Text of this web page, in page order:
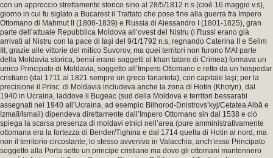
con un approccio strettamente storico sino al 28/5/1812 n.s (cioè 16 maggio v.s),
giorno in cui fu siglato a Bucarest il Trattato che pose fine alla guerra fra Impero
Ottomano di Mahmut II (1808-1839) e Russia di Alessandro I (1801-1825), gran
parte dell’attuale Repubblica Moldova all’ovest del Nistru (i Russi erano già
arrivati al Nistru con la pace di Iaşi del 9/1/1792 n.s, regnando Caterina II e Selim
III, grazie alle vittorie del mitico Suvorov, ma quei territori non furono MAI parte
della Moldavia storica, bensì erano soggetti al khan tataro di Crimea) formava un
unico Principato di Moldavia, soggetto all’Impero Ottomano e retto da un hospodar
cristiano (dal 1711 al 1821 sempre un greco fanariota), con capitale Iaşi; per la
precisione il Princ. di Moldavia includeva anche la zona di Hotin (Khotyn), dal
1940 in Ucraina, laddove il Bugeac (sud della Moldova e territori bessarabi
assegnati nel 1940 all’Ucraina, ad esempio Bilhorod-Dnistrovs’kyj/Cetatea Albă e
Izmaïl/Ismail) dipendeva direttamente dall’Impero Ottomano sin dal 1538 e ciò
spiega la scarsa presenza di moldavi etnici nell’area (pure amministrativamente
ottomana era la fortezza di Bender/Tighina e dal 1714 quella di Hotin al nord, ma
non il territorio circostante; lo stesso avveniva in Valacchia, anch’esso Principato
soggetto alla Porta sotto un principe cristiano ma dove gli ottomani mantennero